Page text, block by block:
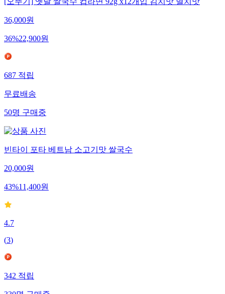
[오뚜기] 옛날 쌀국수 컵라면 92g x12개입 김치맛 멸치맛
36,000원
36%22,900원
687적립
무료배송
50명구매중
빈타이 포타 베트남 소고기맛 쌀국수
20,000원
43%11,400원
4.7
(3)
342적립